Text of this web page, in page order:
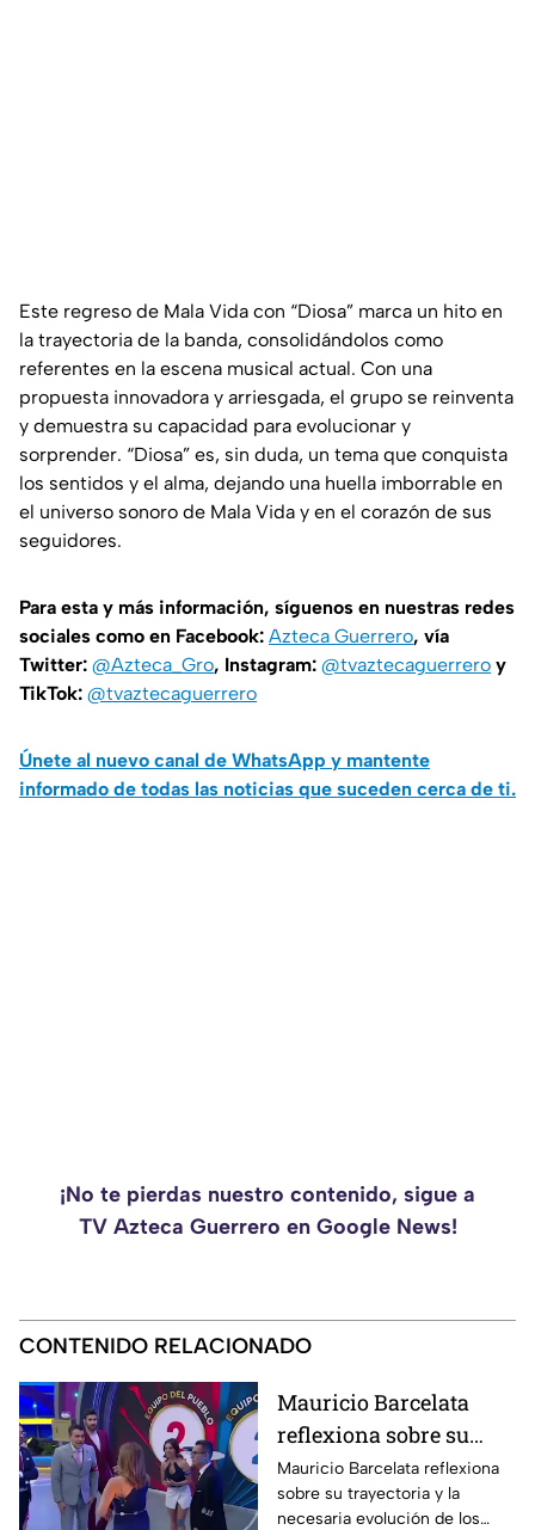
Este regreso de Mala Vida con “Diosa” marca un hito en
la trayectoria de la banda, consolidándolos como
referentes en la escena musical actual. Con una
propuesta innovadora y arriesgada, el grupo se reinventa
y demuestra su capacidad para evolucionar y
sorprender. “Diosa” es, sin duda, un tema que conquista
los sentidos y el alma, dejando una huella imborrable en
el universo sonoro de Mala Vida y en el corazón de sus
seguidores.
Para esta y más información, síguenos en nuestras redes
sociales como en Facebook: Azteca Guerrero, vía
Twitter: @Azteca_Gro, Instagram: @tvaztecaguerrero y
TikTok: @tvaztecaguerrero
Únete al nuevo canal de WhatsApp y mantente
informado de todas las noticias que suceden cerca de ti.
¡No te pierdas nuestro contenido, sigue a
TV Azteca Guerrero en Google News!
CONTENIDO RELACIONADO
Mauricio Barcelata
reflexiona sobre su
paso por Venga la
Alegría y el impacto de
Mauricio Barcelata reflexiona
sobre su trayectoria y la
necesaria evolución de los